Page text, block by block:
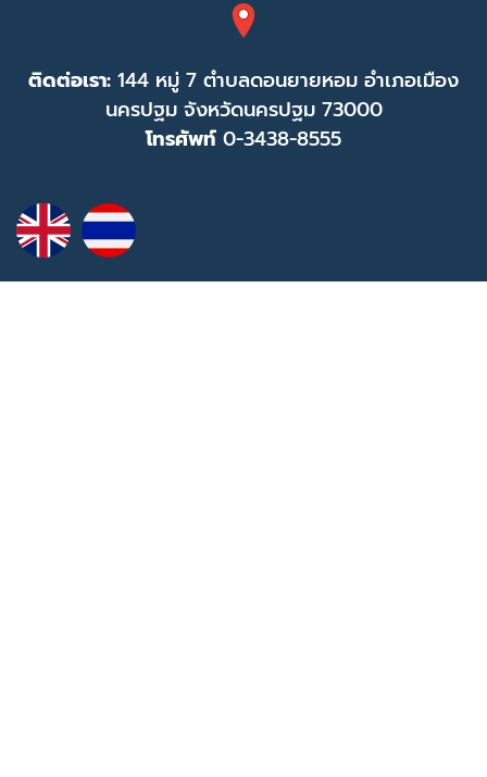
ติดต่อเรา: 144 หมู่ 7 ตำบลดอนยายหอม อำเภอเมือง
นครปฐม จังหวัดนครปฐม 73000
โทรศัพท์ 0-3438-8555